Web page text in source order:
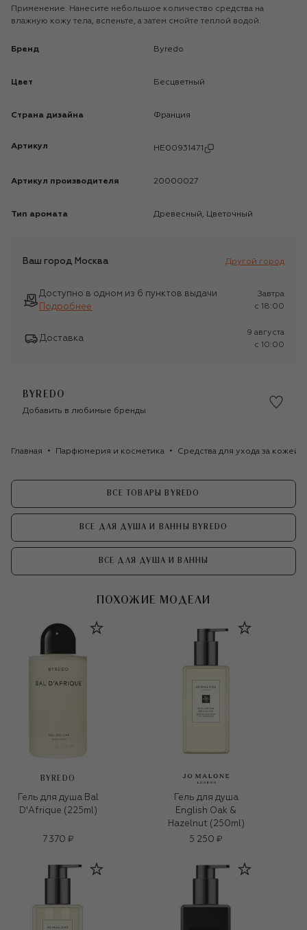
Применение: Нанесите небольшое количество средства на
влажную кожу тела, вспеньте, а затем смойте теплой водой.
Бренд Byredo
Цвет Бесцветный
Страна дизайна Франция
Артикул HE00931471
Артикул производителя 20000027
Тип аромата Древесный, Цветочный
Ваш город Москва Другой город
Доступно в одном из 6 пунктов выдачи
Подробнее
Завтра
c 18:00
Доставка
9 августа
c 10:00
BYREDO
Добавить в любимые бренды
Главная Парфюмерия и косметика Средства для ухода за кожей
ВСЕ ТОВАРЫ BYREDO
ВСЕ ДЛЯ ДУША И ВАННЫ BYREDO
ВСЕ ДЛЯ ДУША И ВАННЫ
ПОХОЖИЕ МОДЕЛИ
BYREDO
Гель для душа Bal
D'Afrique (225ml)
7 370 ₽
Гель для душа
English Oak &
Hazelnut (250ml)
5 250 ₽